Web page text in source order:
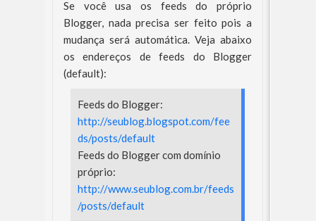
Se você usa os feeds do próprio
Blogger, nada precisa ser feito pois a
mudança será automática. Veja abaixo
os endereços de feeds do Blogger
(default):
Feeds do Blogger:
http://seublog.blogspot.com/fee
ds/posts/default
Feeds do Blogger com domínio
próprio:
http://www.seublog.com.br/feeds
/posts/default